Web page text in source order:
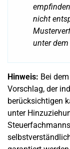
nicht
unter
Hinweis: Bei
Vorschlag, der
berücksichtigen
unter